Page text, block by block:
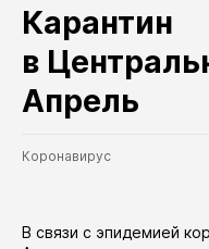
Карантин
в
Апрель
Коронавирус
В связи с эпидемией